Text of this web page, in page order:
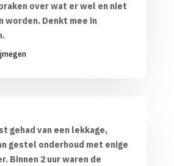
over wat er wel en niet
worden. Denkt mee in
gehad van een lekkage,
gestel onderhoud met enige
Binnen 2 uur waren de